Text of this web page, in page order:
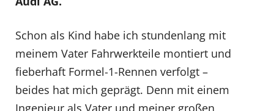
Schon als Kind habe ich stundenlang mit
meinem Vater Fahrwerkteile montiert und
fieberhaft Formel-1-Rennen verfolgt –
beides hat mich geprägt. Denn mit einem
Ingenieur als Vater und meiner großen